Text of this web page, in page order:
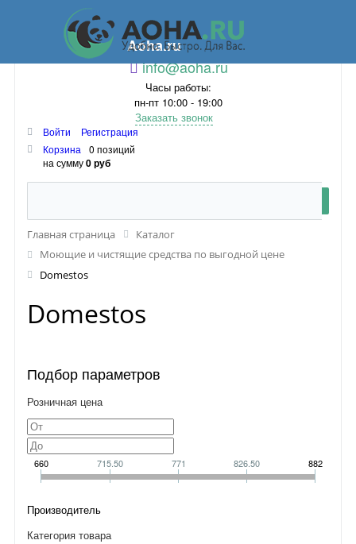
Aoha.ru
info@aoha.ru
Часы работы:
пн-пт 10:00 - 19:00
Заказать звонок
Войти
Регистрация
Корзина
0 позиций
на сумму0 руб
Главная страница
Каталог
Моющие и чистящие средства по выгодной цене
Domestos
Domestos
Подбор параметров
Розничная цена
660 715.50 771 826.50 882
Производитель
Категория товара